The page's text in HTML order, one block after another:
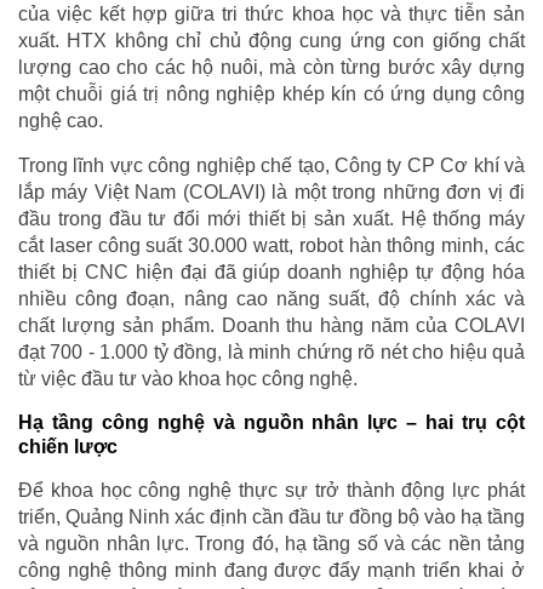
của việc kết hợp giữa tri thức khoa học và thực tiễn sản
xuất. HTX không chỉ chủ động cung ứng con giống chất
lượng cao cho các hộ nuôi, mà còn từng bước xây dựng
một chuỗi giá trị nông nghiệp khép kín có ứng dụng công
nghệ cao.
Trong lĩnh vực công nghiệp chế tạo, Công ty CP Cơ khí và
lắp máy Việt Nam (COLAVI) là một trong những đơn vị đi
đầu trong đầu tư đổi mới thiết bị sản xuất. Hệ thống máy
cắt laser công suất 30.000 watt, robot hàn thông minh, các
thiết bị CNC hiện đại đã giúp doanh nghiệp tự động hóa
nhiều công đoạn, nâng cao năng suất, độ chính xác và
chất lượng sản phẩm. Doanh thu hàng năm của COLAVI
đạt 700 - 1.000 tỷ đồng, là minh chứng rõ nét cho hiệu quả
từ việc đầu tư vào khoa học công nghệ.
Hạ tầng công nghệ và nguồn nhân lực – hai trụ cột
chiến lược
Để khoa học công nghệ thực sự trở thành động lực phát
triển, Quảng Ninh xác định cần đầu tư đồng bộ vào hạ tầng
và nguồn nhân lực. Trong đó, hạ tầng số và các nền tảng
công nghệ thông minh đang được đẩy mạnh triển khai ở